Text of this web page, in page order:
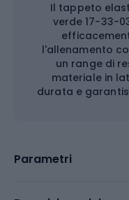
Il tappeto
verde 17-33-
l'allenamento
un range di
materiale in
durata e
Parametri